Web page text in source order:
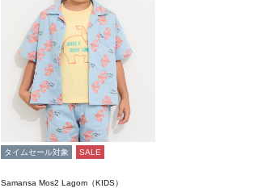
タイムセール対象 SALE
Samansa Mos2 Lagom（KIDS）